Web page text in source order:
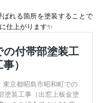
れる箇所を塗装することで
仕上がります✨